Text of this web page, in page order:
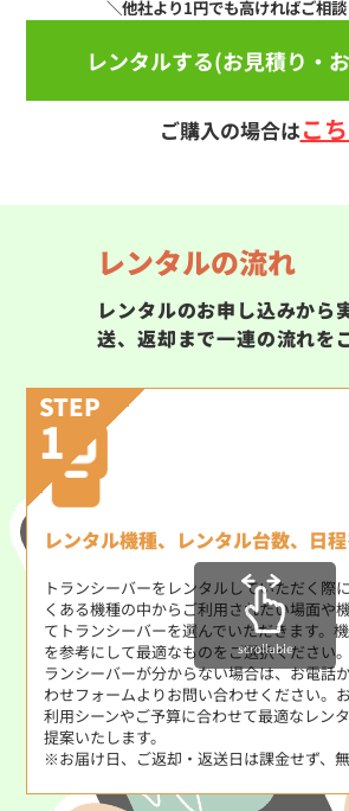
レンタルする(お見積り・
ご購入の場合はこ
レンタルの流れ
レンタルのお申し込みから
送、返却まで一連の流れを
STEP
1
レンタル機種、レンタル台数、日
トランシーバーをレンタルしていただく際
くある機種の中からご利用されたい場面や
てトランシーバーを選んでいただきます。
を参考にして最適なものをご選択ください
ランシーバーが分からない場合は、お電話
わせフォームよりお問い合わせください。
利用シーンやご予算に合わせて最適なレン
提案いたします。
※お届け日、ご返却・返送日は課金せず、無
scrollable